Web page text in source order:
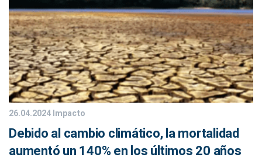
26.04.2024Impacto
Debido al cambio climático, la mortalidad
aumentó un 140% en los últimos 20 años